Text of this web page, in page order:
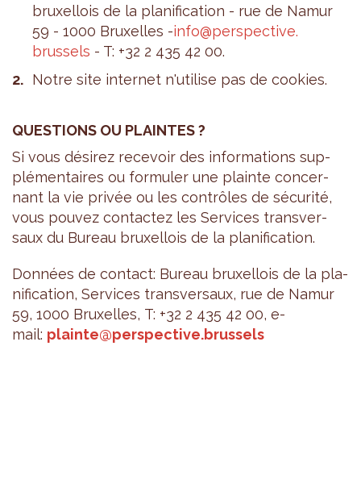
bruxel­lois de la pla­ni­fi­ca­tion - rue de Namur
59 - 1000 Bruxelles -info@​perspective.​
brussels - T: +32 2 435 42 00.
Notre site inter­net n'uti­lise pas de cookies.
QUES­TIONS OU PLAINTES ?
Si vous dési­rez rece­voir des infor­ma­tions sup­
plé­men­taires ou for­mu­ler une plainte concer­
nant la vie pri­vée ou les contrôles de sécu­rité,
vous pou­vez contac­tez les Ser­vices trans­ver­
saux du Bureau bruxel­lois de la pla­ni­fi­ca­tion.
Don­nées de contact: Bureau bruxel­lois de la pla­
ni­fi­ca­tion, Ser­vices trans­ver­saux, rue de Namur
59, 1000 Bruxelles, T: +32 2 435 42 00, e-
mail: plainte@​perspective.​brussels